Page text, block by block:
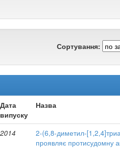
Сортування:
Дата
випуску
Назва
2014
2-(6,8-диметил-
проявляє протисудомну